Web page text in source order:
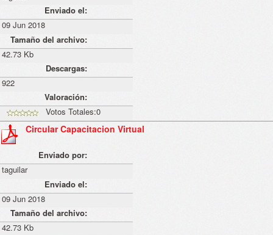
Enviado el:
09 Jun 2018
Tamaño del archivo:
42.73 Kb
Descargas:
922
Valoración:
Votos Totales:0
Circular Capacitacion Virtual
Enviado por:
taguilar
Enviado el:
09 Jun 2018
Tamaño del archivo:
42.73 Kb